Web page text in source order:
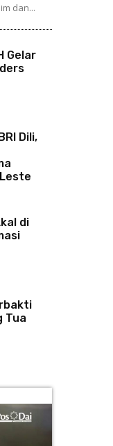
dan...
Gelar
Dili,
di
Tua